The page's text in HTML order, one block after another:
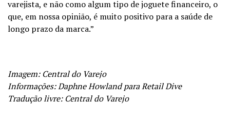
varejista, e não como algum tipo de joguete financeiro, o
que, em nossa opinião, é muito positivo para a saúde de
longo prazo da marca.”
Imagem: Central do Varejo
Informações: Daphne Howland para Retail Dive
Tradução livre: Central do Varejo